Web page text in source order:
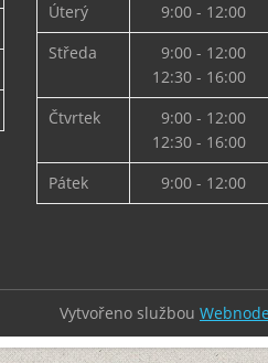
Úterý
9:00 - 12:00
Středa
9:00 - 12:00
12:30 - 16:00
Čtvrtek
9:00 - 12:00
12:30 - 16:00
Pátek
9:00 - 12:00
Vytvořeno službou Webnode